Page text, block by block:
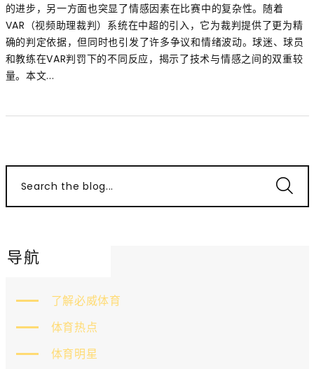
的进步，另一方面也突显了情感因素在比赛中的复杂性。随着
VAR（视频助理裁判）系统在中超的引入，它为裁判提供了更为精
确的判定依据，但同时也引发了许多争议和情绪波动。球迷、球员
和教练在VAR判罚下的不同反应，揭示了技术与情感之间的双重较
量。本文...
Search the blog...
导航
了解必威体育
体育热点
体育明星